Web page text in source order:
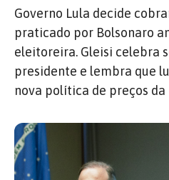
Governo Lula decide
praticado por Bolsonaro
eleitoreira. Gleisi celebra
presidente e lembra que
nova política de preços